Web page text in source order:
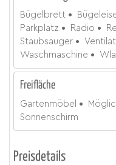
Bügelbrett
Parkplatz
Radio
Staubsauger
Waschmaschine
Freifläche
Gartenmöbel
Sonnenschirm
Preisdetails